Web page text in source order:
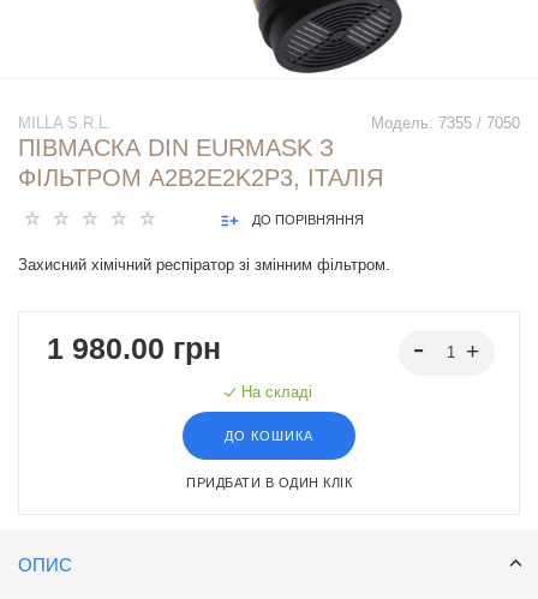
Модель: 7355 / 7050
MILLA S.R.L.
ПІВМАСКА DIN EURMASK З
ФІЛЬТРОМ A2B2E2K2P3, ІТАЛІЯ
ДО ПОРІВНЯННЯ
Захисний хімічний респіратор зі змінним фільтром.
1 980.00 грн
На складі
ДО КОШИКА
ПРИДБАТИ В ОДИН КЛІК
ОПИС